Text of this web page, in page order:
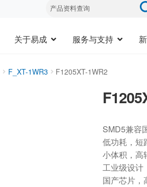
关于易成 服务与支持
F_XT-1WR3 F1205XT-1WR2
SMD5兼容
低功耗，短
小体积，高
工业级设计
国产芯片，